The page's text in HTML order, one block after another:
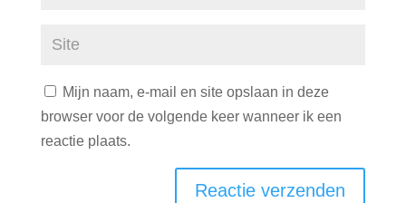
Mijn naam, e-mail en site opslaan in deze
browser voor de volgende keer wanneer ik een
reactie plaats.